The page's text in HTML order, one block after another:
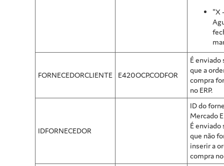
"X -
FORNECEDORCLIENTE E420OCP.CODFOR
É enviado
que a
compra
no ERP.
IDFORNECEDOR
ID do
Mercado
É enviado
que não
inserir a
compra no